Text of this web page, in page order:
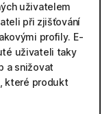
uživatelem
při zjišťování
profily. E-
uživateli taky
a snižovat
které produkt